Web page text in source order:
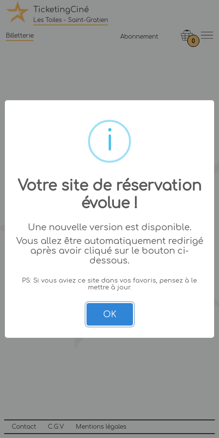
TicketingCiné
Les Toiles - Saint-Gratien
Billetterie Abonnement
0
Contact C.G.V Mentions légales
Votre site de réservation
évolue !
Une nouvelle version est disponible.
Vous allez être automatiquement redirigé
après avoir cliqué sur le bouton ci-
dessous.
PS: Si vous aviez ce site dans vos favoris, pensez à le
mettre à jour.
OK